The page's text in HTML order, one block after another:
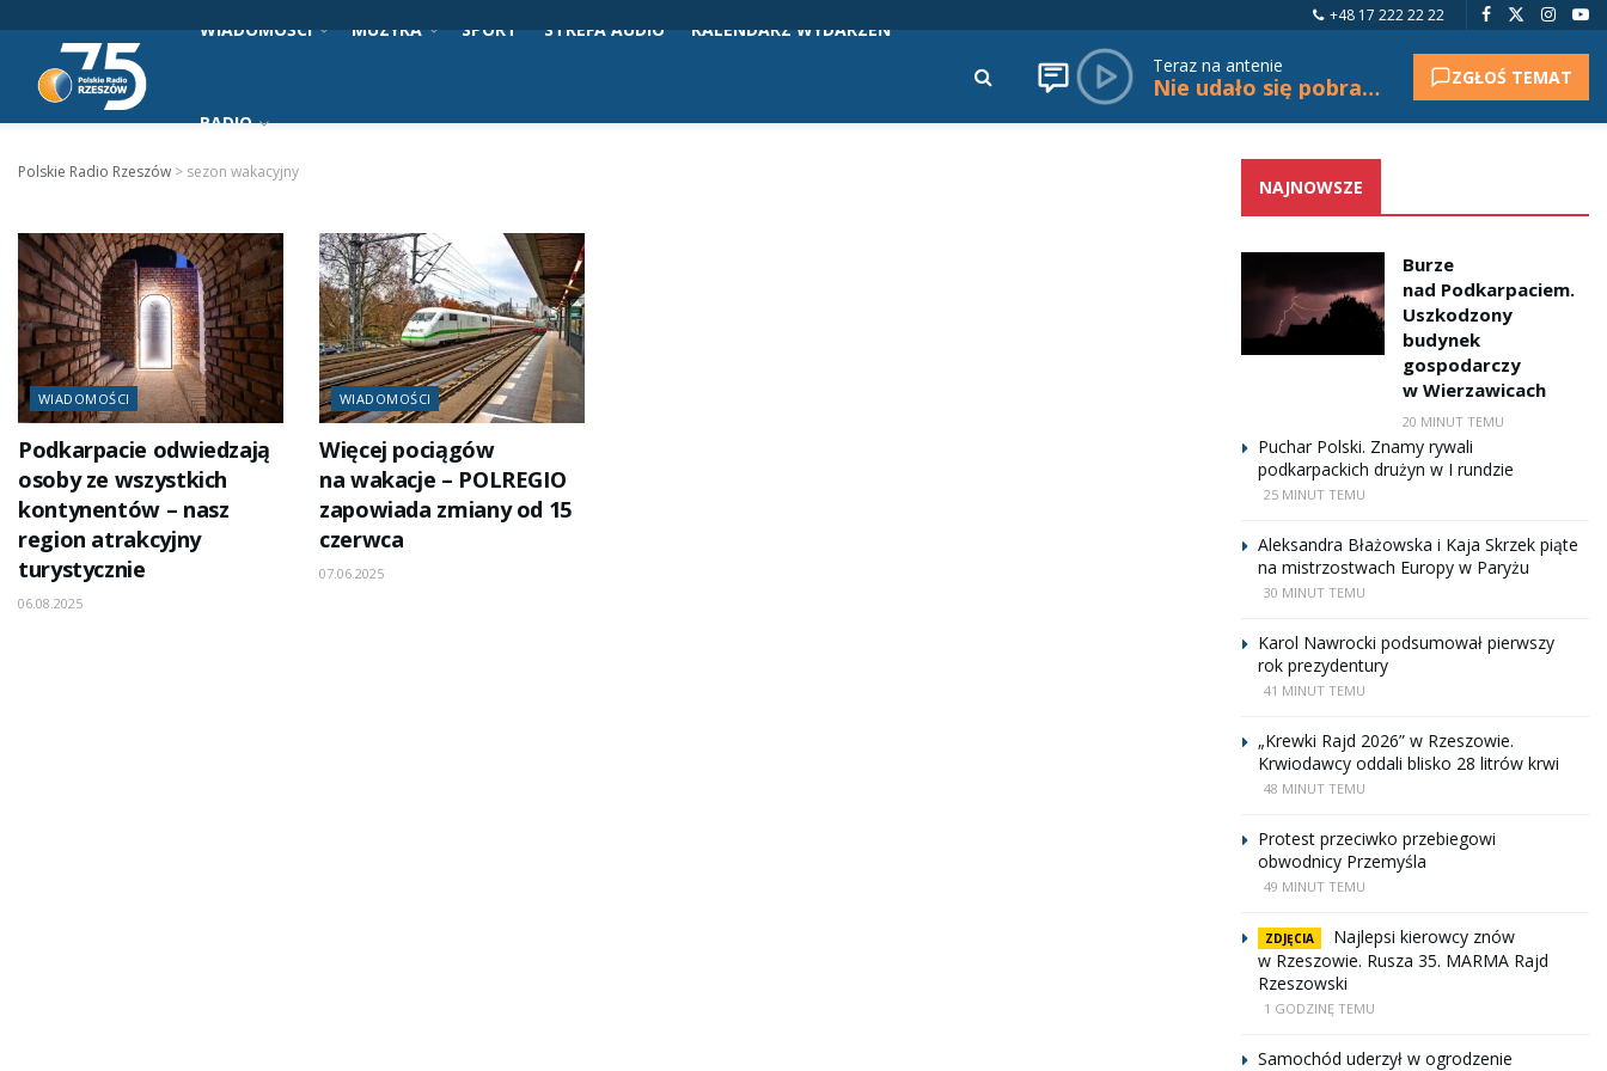
+48 17 222 22 22
WIADOMOŚCI MUZYKA SPORT STREFA AUDIO KALENDARZ WYDARZEŃ
RADIO
Teraz na antenie
Nie udało się pobrać tytułu. ZGŁOŚ TEMAT
Polskie Radio Rzeszów > sezon wakacyjny
WIADOMOŚCI
Podkarpacie odwiedzają
osoby ze wszystkich
kontynentów – nasz
region atrakcyjny
turystycznie
06.08.2025
WIADOMOŚCI
Więcej pociągów
na wakacje – POLREGIO
zapowiada zmiany od 15
czerwca
07.06.2025
NAJNOWSZE
Burze
nad Podkarpaciem.
Uszkodzony
budynek
gospodarczy
w Wierzawicach
20 MINUT TEMU
Puchar Polski. Znamy rywali
podkarpackich drużyn w I rundzie
25 MINUT TEMU
Aleksandra Błażowska i Kaja Skrzek piąte
na mistrzostwach Europy w Paryżu
30 MINUT TEMU
Karol Nawrocki podsumował pierwszy
rok prezydentury
41 MINUT TEMU
„Krewki Rajd 2026” w Rzeszowie.
Krwiodawcy oddali blisko 28 litrów krwi
48 MINUT TEMU
Protest przeciwko przebiegowi
obwodnicy Przemyśla
49 MINUT TEMU
ZDJĘCIA
Najlepsi kierowcy znów
w Rzeszowie. Rusza 35. MARMA Rajd
Rzeszowski
1 GODZINĘ TEMU
Samochód uderzył w ogrodzenie